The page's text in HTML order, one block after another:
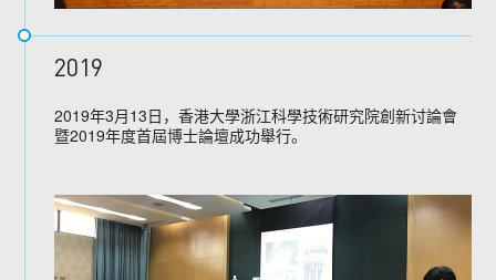
2019
2019年3月13日，香港大學浙江科學技術研究院創新讨論會
暨2019年度首屆博士論壇成功舉行。